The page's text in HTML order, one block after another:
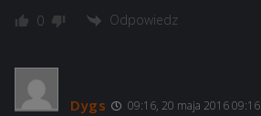
0 Odpowiedz
Dygs 09:16, 20 maja 2016 09:16